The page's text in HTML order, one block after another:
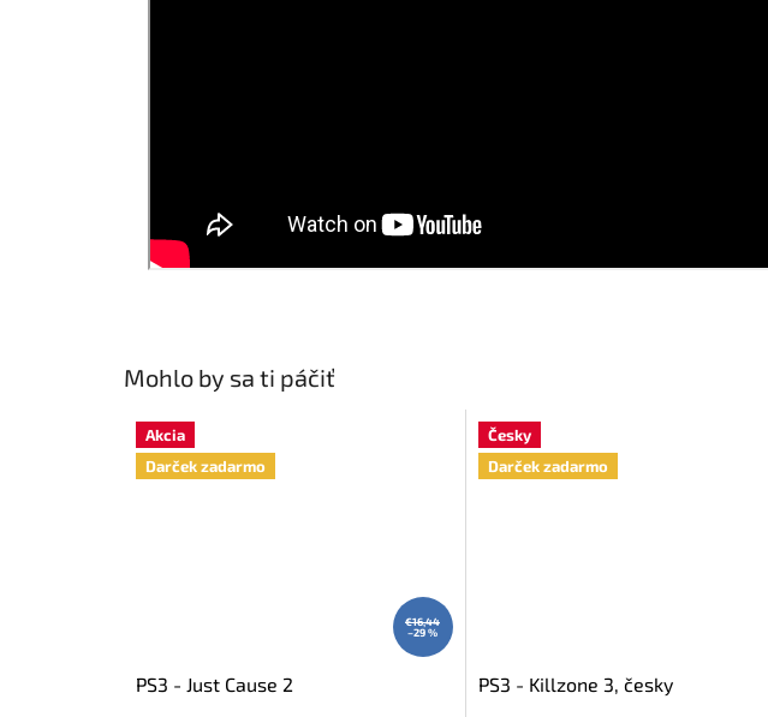
Mohlo by sa ti páčiť
Akcia
Darček zadarmo
€16,44
–29 %
PS3 - Just Cause 2
Česky
Darček zadarmo
PS3 - Killzone 3, česky